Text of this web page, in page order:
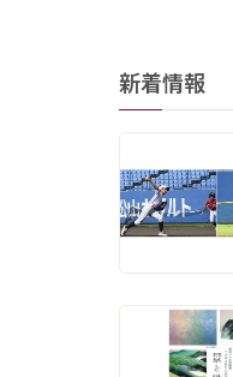
新着情報